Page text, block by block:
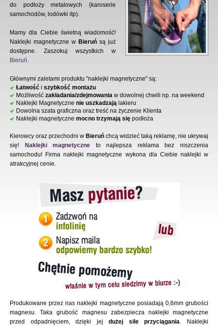
do podłoży metalowych (karoserie
samochodów, lodówki itp).
Mamy dla Ciebie świetną wiadomość!
Naklejki magnetyczne w Bieruń są już
dostępne. Zaszokuj wszystkich w
Bieruń.
Głównymi zaletami produktu "naklejki magnetyczne" są:
Łatwość i szybkość montażu
Możliwość zakładania/zdejmowania w dowolnej chwili np. na weekend
Naklejki Magnetyczne nie uszkadzają lakieru
Dowolna szata graficzna oraz treść na życzenie Klienta
Naklejki magnetyczne mocno trzymają się podłoża
Kierowcy oraz przechodni w Bieruń chcą widzieć taką reklamę, nie ukrywaj
się!
Naklejki magnetyczne to najlepsza reklama bez niszczenia
samochodu! Firma naklejki magnetyczne wykona dla Ciebie naklejki w
atrakcyjnej cenie.
Produkowane przez nas naklejki magnetyczne posiadają 0,6mm grubości
magnesu. Taka grubość magnesu zabezpiecza naklejki magnetyczne
przed odpadnięciem, dzięki jejdużej sile przyciągania. Naklejki